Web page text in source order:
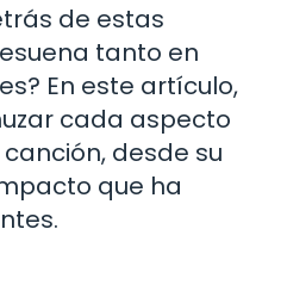
de estas
tanto en
En este artículo,
cada aspecto
desde su
que ha